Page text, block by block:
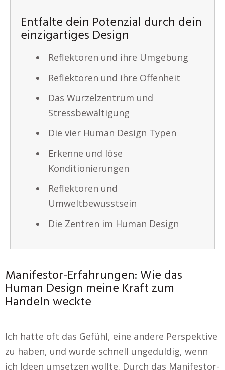
Entfalte dein Potenzial durch dein
einzigartiges Design
Reflektoren und ihre Umgebung
Reflektoren und ihre Offenheit
Das Wurzelzentrum und
Stressbewältigung
Die vier Human Design Typen
Erkenne und löse
Konditionierungen
Reflektoren und
Umweltbewusstsein
Die Zentren im Human Design
Manifestor-Erfahrungen: Wie das
Human Design meine Kraft zum
Handeln weckte
Ich hatte oft das Gefühl, eine andere Perspektive
zu haben, und wurde schnell ungeduldig, wenn
ich Ideen umsetzen wollte. Durch das Manifestor-